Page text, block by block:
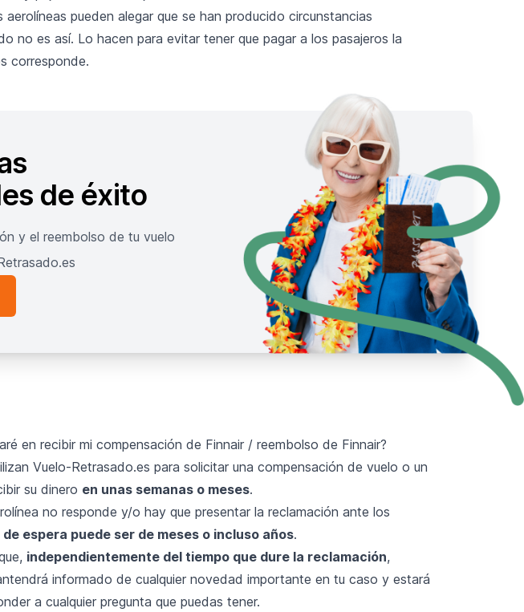
aerolíneas pueden alegar que se han producido circunstancias
no es así. Lo hacen para evitar tener que pagar a los pasajeros la
corresponde.
de éxito
y el reembolso de tu vuelo
en recibir mi compensación de Finnair / reembolso de Finnair?
Vuelo-Retrasado.es para solicitar una compensación de vuelo o un
su dinero en unas semanas o meses.
no responde y/o hay que presentar la reclamación ante los
espera puede ser de meses o incluso años.
independientemente del tiempo que dure la reclamación,
informado de cualquier novedad importante en tu caso y estará
a cualquier pregunta que puedas tener.